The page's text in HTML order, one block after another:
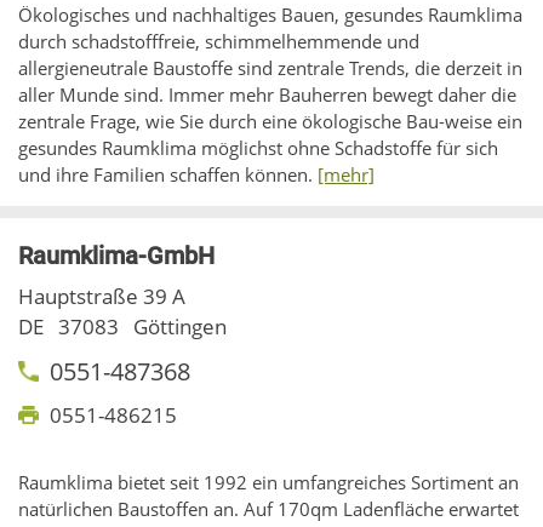
Ökologisches und nachhaltiges Bauen, gesundes Raumklima
durch schadstofffreie, schimmelhemmende und
allergieneutrale Baustoffe sind zentrale Trends, die derzeit in
aller Munde sind. Immer mehr Bauherren bewegt daher die
zentrale Frage, wie Sie durch eine ökologische Bau-weise ein
gesundes Raumklima möglichst ohne Schadstoffe für sich
und ihre Familien schaffen können. [mehr]
Raumklima-GmbH
Hauptstraße 39 A
DE 37083 Göttingen
0551-487368
0551-486215
Raumklima bietet seit 1992 ein umfangreiches Sortiment an
natürlichen Baustoffen an. Auf 170qm Ladenfläche erwartet